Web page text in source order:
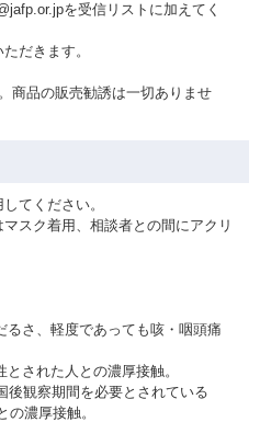
を受信リストに加えてく
だきます。
商品の販売勧誘は一切ありませ
てください。
スク着用、相談者との間にアクリ
さ、軽度であっても咳・咽頭痛
された人との濃厚接触。
後観察期間を必要とされている
の濃厚接触。